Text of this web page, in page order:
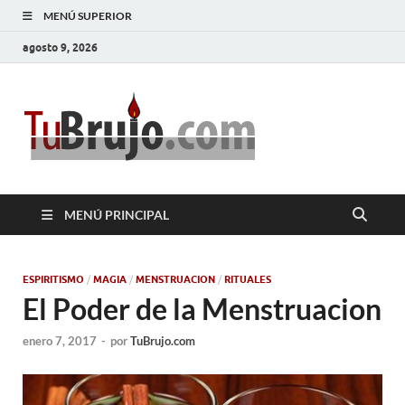
MENÚ SUPERIOR
agosto 9, 2026
MENÚ PRINCIPAL
ESPIRITISMO / MAGIA / MENSTRUACION / RITUALES
El Poder de la Menstruacion
enero 7, 2017 - porTuBrujo.com